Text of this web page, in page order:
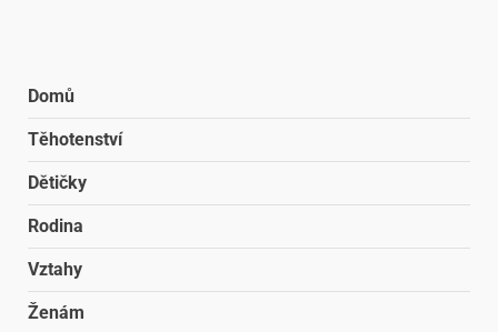
Domů
Těhotenství
Dětičky
Rodina
Vztahy
Ženám